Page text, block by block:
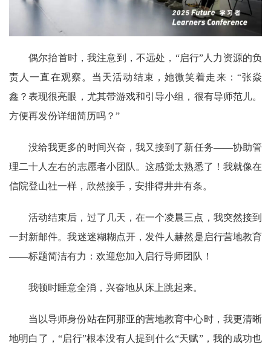
偶尔抬首时，我注意到，不远处，“启行”人力资源的负
责人一直在观察。当天活动结束，她微笑着走来：“张焱
鑫？表现很亮眼，尤其带游戏和引导小组，很有导师范儿。
方便再发份详细简历吗？”
没给我更多的时间兴奋，我又接到了新任务——协助管
理二十人左右的志愿者小团队。这感觉太熟悉了！我就像在
信院登山社一样，欣然接手，安排得井井有条。
活动结束后，过了几天，在一个凌晨三点，我突然接到
一封新邮件。我迷迷糊糊点开，发件人赫然是启行营地教育
——标题简洁有力：欢迎您加入启行导师团队！
我顿时睡意全消，兴奋地从床上跳起来。
当以导师身份站在阿那亚的营地教育中心时，我更清晰
地明白了，“启行”根本没有人提到什么“天赋”，我的成功也